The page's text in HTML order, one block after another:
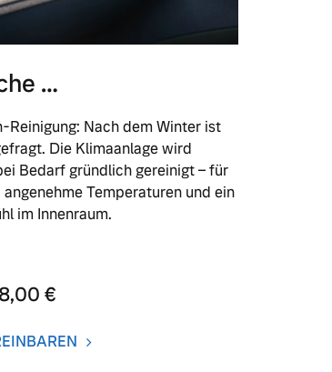
…
Reinigung: Nach dem Winter ist
Die Klimaanlage wird
Bedarf gründlich gereinigt – für
Temperaturen und ein
im Innenraum.
€